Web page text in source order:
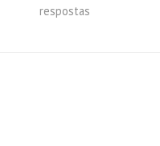
respostas